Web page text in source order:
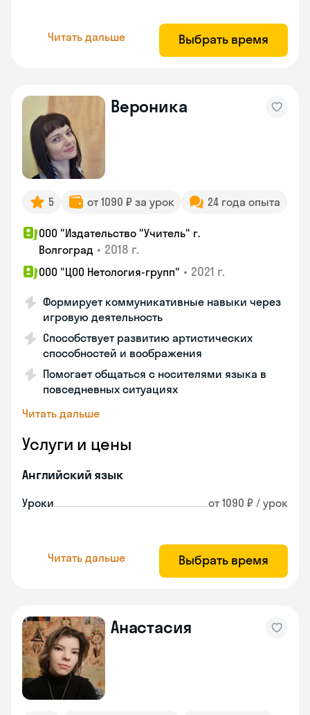
Читать дальше Выбрать время
Вероника
5 от 1090 ₽ за урок 24 года опыта
ООО "Издательство "Учитель" г.
Волгоград • 2018 г.
ООО "ЦОО Нетология-групп" • 2021 г.
Формирует коммуникативные навыки через
игровую деятельность
Способствует развитию артистических
способностей и воображения
Помогает общаться с носителями языка в
повседневных ситуациях
Читать дальше
Услуги и цены
Английский язык
Уроки от 1090 ₽ / урок
Читать дальше Выбрать время
Анастасия